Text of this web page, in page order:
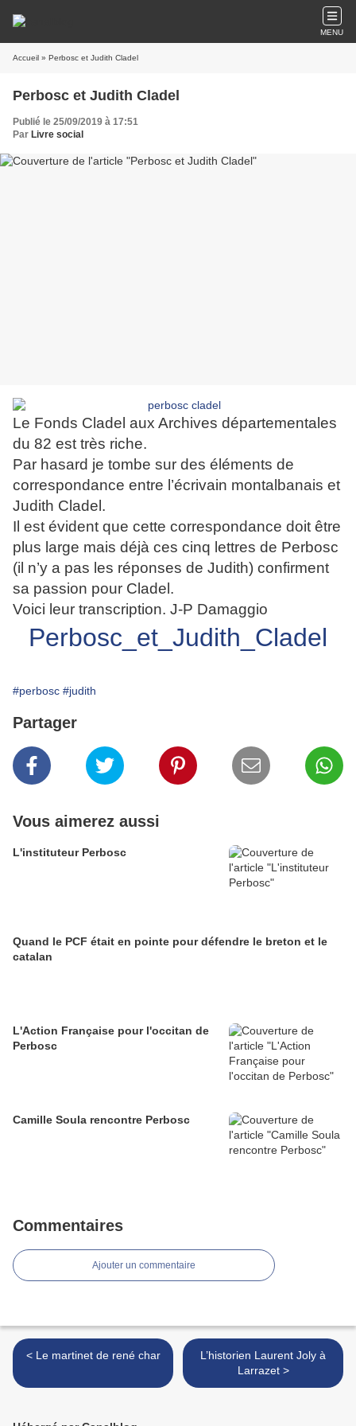
MENU
Accueil » Perbosc et Judith Cladel
Perbosc et Judith Cladel
Publié le 25/09/2019 à 17:51
Par Livre social
Le Fonds Cladel aux Archives départementales
du 82 est très riche.
Par hasard je tombe sur des éléments de
correspondance entre l’écrivain montalbanais et
Judith Cladel.
Il est évident que cette correspondance doit être
plus large mais déjà ces cinq lettres de Perbosc
(il n’y a pas les réponses de Judith) confirment
sa passion pour Cladel.
Voici leur transcription. J-P Damaggio
Perbosc_et_Judith_Cladel
#perbosc #judith
Partager
Vous aimerez aussi
L'instituteur Perbosc
Quand le PCF était en pointe pour défendre le breton et le
catalan
L'Action Française pour l'occitan de
Perbosc
Camille Soula rencontre Perbosc
Commentaires
Ajouter un commentaire
< Le martinet de rené char
L’historien Laurent Joly à
Larrazet >